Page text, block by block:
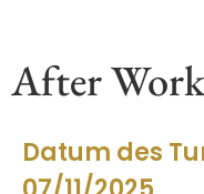
After
Datum des